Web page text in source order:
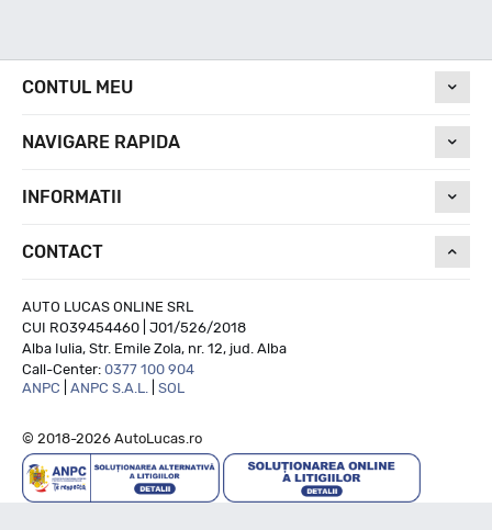
CONTUL MEU
NAVIGARE RAPIDA
INFORMATII
CONTACT
AUTO LUCAS ONLINE SRL
CUI RO39454460 | J01/526/2018
Alba Iulia, Str. Emile Zola, nr. 12, jud. Alba
Call-Center: 0377 100 904
ANPC
ANPC S.A.L. SOL
© 2018-2026 AutoLucas.ro